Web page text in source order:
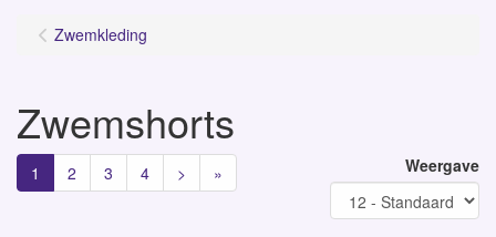
Zwemkleding
Zwemshorts
1 2 3 4 > » Weergave